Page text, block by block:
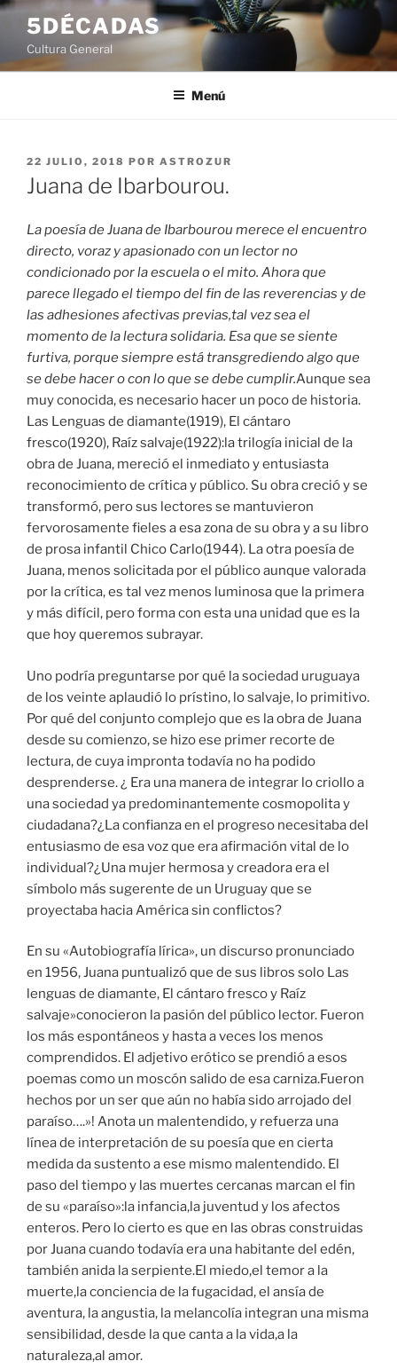
Saltar
contenido
5DÉCADAS
Cultura General
Menú
PUBLICADO
EL
22 JULIO, 2018 POR ASTROZUR
Juana de Ibarbourou.
La poesía de Juana de Ibarbourou merece el encuentro
directo, voraz y apasionado con un lector no
condicionado por la escuela o el mito. Ahora que
parece llegado el tiempo del fin de las reverencias y de
las adhesiones afectivas previas,tal vez sea el
momento de la lectura solidaria. Esa que se siente
furtiva, porque siempre está transgrediendo algo que
se debe hacer o con lo que se debe cumplir.Aunque sea
muy conocida, es necesario hacer un poco de historia.
Las Lenguas de diamante(1919), El cántaro
fresco(1920), Raíz salvaje(1922):la trilogía inicial de la
obra de Juana, mereció el inmediato y entusiasta
reconocimiento de crítica y público. Su obra creció y se
transformó, pero sus lectores se mantuvieron
fervorosamente fieles a esa zona de su obra y a su libro
de prosa infantil Chico Carlo(1944). La otra poesía de
Juana, menos solicitada por el público aunque valorada
por la crítica, es tal vez menos luminosa que la primera
y más difícil, pero forma con esta una unidad que es la
que hoy queremos subrayar.
Uno podría preguntarse por qué la sociedad uruguaya
de los veinte aplaudió lo prístino, lo salvaje, lo primitivo.
Por qué del conjunto complejo que es la obra de Juana
desde su comienzo, se hizo ese primer recorte de
lectura, de cuya impronta todavía no ha podido
desprenderse. ¿ Era una manera de integrar lo criollo a
una sociedad ya predominantemente cosmopolita y
ciudadana?¿La confianza en el progreso necesitaba del
entusiasmo de esa voz que era afirmación vital de lo
individual?¿Una mujer hermosa y creadora era el
símbolo más sugerente de un Uruguay que se
proyectaba hacia América sin conflictos?
En su «Autobiografía lírica», un discurso pronunciado
en 1956, Juana puntualizó que de sus libros solo Las
lenguas de diamante, El cántaro fresco y Raíz
salvaje»conocieron la pasión del público lector. Fueron
los más espontáneos y hasta a veces los menos
comprendidos. El adjetivo erótico se prendió a esos
poemas como un moscón salido de esa carniza.Fueron
hechos por un ser que aún no había sido arrojado del
paraíso….»! Anota un malentendido, y refuerza una
línea de interpretación de su poesía que en cierta
medida da sustento a ese mismo malentendido. El
paso del tiempo y las muertes cercanas marcan el fin
de su «paraíso»:la infancia,la juventud y los afectos
enteros. Pero lo cierto es que en las obras construidas
por Juana cuando todavía era una habitante del edén,
también anida la serpiente.El miedo,el temor a la
muerte,la conciencia de la fugacidad, el ansía de
aventura, la angustia, la melancolía integran una misma
sensibilidad, desde la que canta a la vida,a la
naturaleza,al amor.